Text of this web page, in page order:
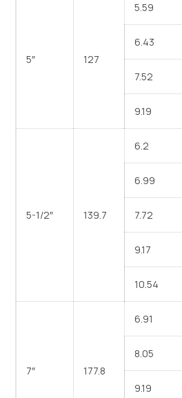
5″ 127
5.59
6.43
7.52
9.19
5-1/2″ 139.7
6.2
6.99
7.72
9.17
10.54
7″ 177.8
6.91
8.05
9.19